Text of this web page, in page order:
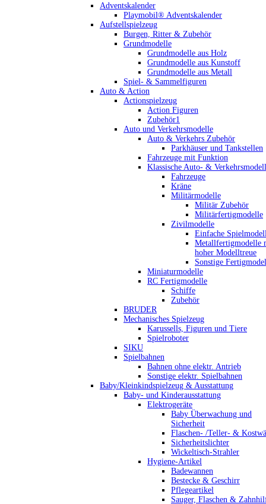
Adventskalender
Playmobil® Adventskalender
Aufstellspielzeug
Burgen, Ritter & Zubehör
Grundmodelle
Grundmodelle aus Holz
Grundmodelle aus Kunstoff
Grundmodelle aus Metall
Spiel- & Sammelfiguren
Auto & Action
Actionspielzeug
Action Figuren
Zubehör1
Auto und Verkehrsmodelle
Auto & Verkehrs Zubehör
Parkhäuser und Tankstellen
Fahrzeuge mit Funktion
Klassische Auto- &
Fahrzeuge
Kräne
Militärmodelle
Militär Zubehör
Militärfertigmodelle
Zivilmodelle
Einfache
Metallfertigmodelle
hoher Modelltreue
Sonstige
Miniaturmodelle
RC Fertigmodelle
Schiffe
Zubehör
BRUDER
Mechanisches Spielzeug
Karussells, Figuren und Tiere
Spielroboter
SIKU
Spielbahnen
Bahnen ohne elektr. Antrieb
Sonstige elektr. Spielbahnen
Baby/Kleinkindspielzeug & Ausstattung
Baby- und Kinderausstattung
Elektrogeräte
Baby Überwachung und
Sicherheit
Flaschen- /Teller- &
Sicherheitslichter
Wickeltisch-Strahler
Hygiene-Artikel
Badewannen
Bestecke & Geschirr
Pflegeartikel
Sauger, Flaschen &